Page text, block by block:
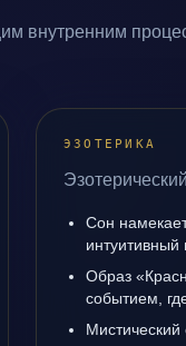
внутренним
ЭЗОТЕРИКА
Сон
интуитивный
Образ
событием,
Мистический